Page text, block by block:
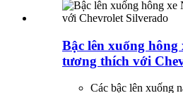
Bậc lên xuống hông
tương thích với
Các bậc lên xuống